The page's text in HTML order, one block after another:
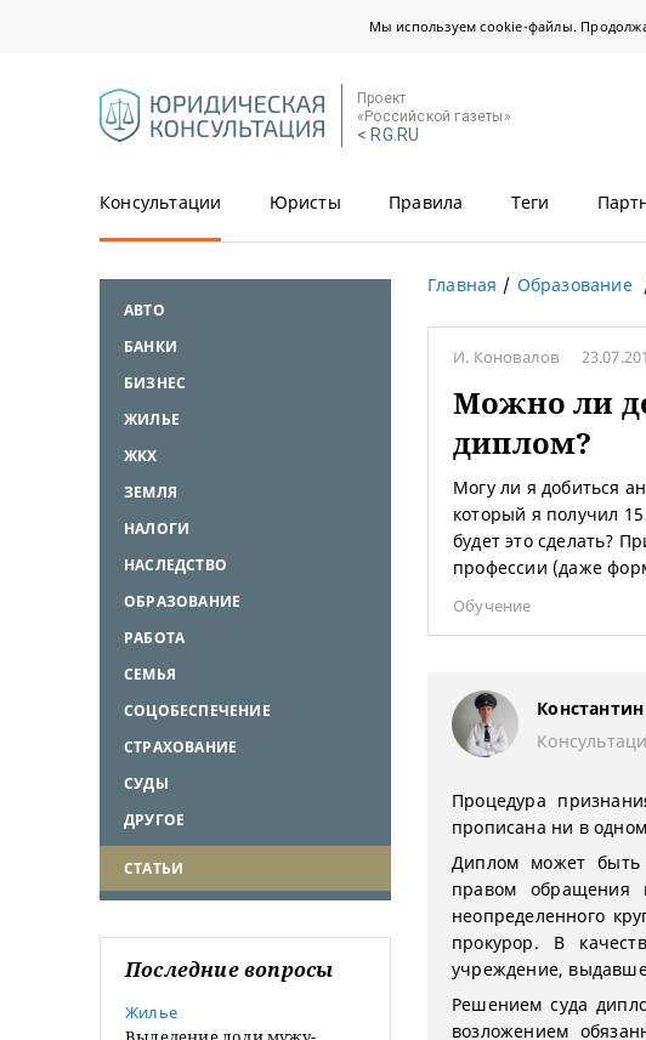
Мы используем cookie-файлы.
Проект
«Российской газеты»
< RG.RU
Консультации Юристы Правила Теги
АВТО
БАНКИ
БИЗНЕС
ЖИЛЬЕ
ЖКХ
ЗЕМЛЯ
НАЛОГИ
НАСЛЕДСТВО
ОБРАЗОВАНИЕ
РАБОТА
СЕМЬЯ
СОЦОБЕСПЕЧЕНИЕ
СТРАХОВАНИЕ
СУДЫ
ДРУГОЕ
СТАТЬИ
Последние вопросы
Жилье
Главная Образование
И. Коновалов
Можно ли
диплом?
Могу ли я добиться
который я получил
будет это сделать?
профессии (даже
Обучение
Процедура
прописана ни в
Диплом может быть
правом обращения
неопределенного
прокурор. В
учреждение,
Решением суда
возложением